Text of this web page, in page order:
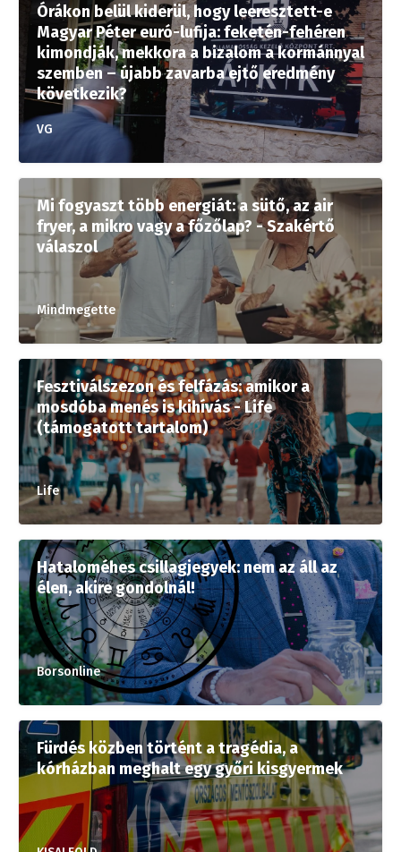
Órákon belül kiderül, hogy leeresztett-e
Magyar Péter euró-lufija: feketén-fehéren
kimondják, mekkora a bizalom a kormánnyal
szemben – újabb zavarba ejtő eredmény
következik?
VG
Mi fogyaszt több energiát: a sütő, az air
fryer, a mikro vagy a főzőlap? - Szakértő
válaszol
Mindmegette
Fesztiválszezon és felfázás: amikor a
mosdóba menés is kihívás - Life
(támogatott tartalom)
Life
Hataloméhes csillagjegyek: nem az áll az
élen, akire gondolnál!
Borsonline
Fürdés közben történt a tragédia, a
kórházban meghalt egy győri kisgyermek